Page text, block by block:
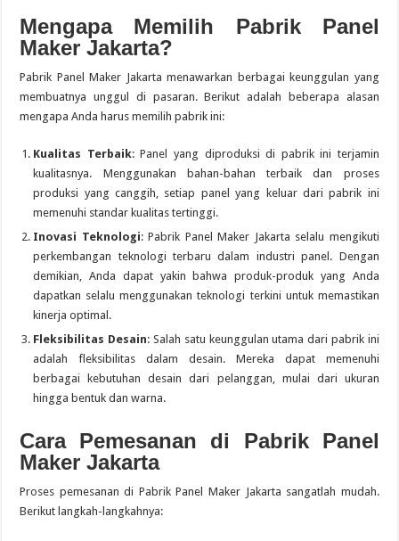
Mengapa Memilih Pabrik Panel
Maker Jakarta?
Pabrik Panel Maker Jakarta menawarkan berbagai keunggulan yang
membuatnya unggul di pasaran. Berikut adalah beberapa alasan
mengapa Anda harus memilih pabrik ini:
Kualitas Terbaik: Panel yang diproduksi di pabrik ini terjamin
kualitasnya. Menggunakan bahan-bahan terbaik dan proses
produksi yang canggih, setiap panel yang keluar dari pabrik ini
memenuhi standar kualitas tertinggi.
Inovasi Teknologi: Pabrik Panel Maker Jakarta selalu mengikuti
perkembangan teknologi terbaru dalam industri panel. Dengan
demikian, Anda dapat yakin bahwa produk-produk yang Anda
dapatkan selalu menggunakan teknologi terkini untuk memastikan
kinerja optimal.
Fleksibilitas Desain: Salah satu keunggulan utama dari pabrik ini
adalah fleksibilitas dalam desain. Mereka dapat memenuhi
berbagai kebutuhan desain dari pelanggan, mulai dari ukuran
hingga bentuk dan warna.
Cara Pemesanan di Pabrik Panel
Maker Jakarta
Proses pemesanan di Pabrik Panel Maker Jakarta sangatlah mudah.
Berikut langkah-langkahnya: